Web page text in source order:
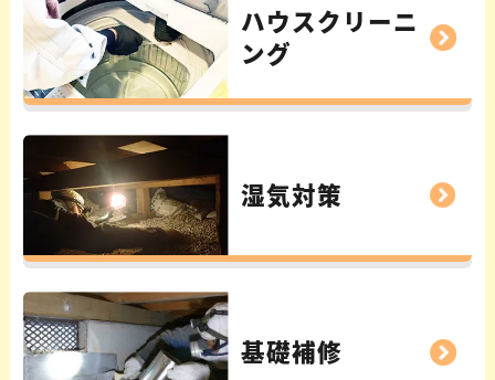
ハウスクリーニ
ング
湿気対策
基礎補修